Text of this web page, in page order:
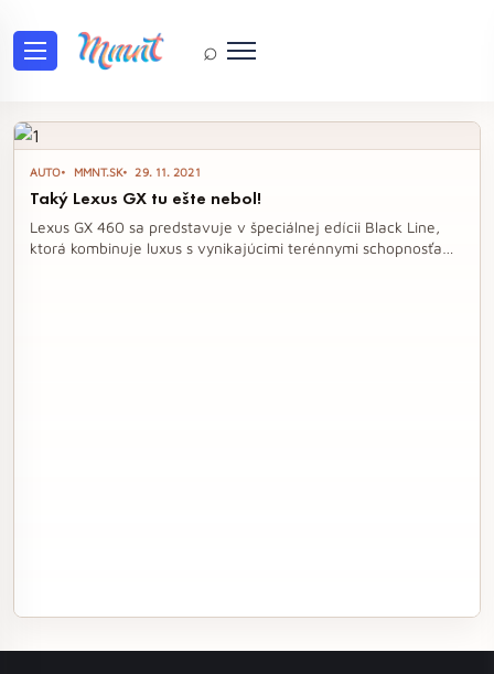
⌕
Tag: Lexus GX
AUTO MMNT.SK 29. 11. 2021
Taký Lexus GX tu ešte nebol!
Lexus GX 460 sa predstavuje v špeciálnej edícii Black Line,
ktorá kombinuje luxus s vynikajúcimi terénnymi schopnosťami.